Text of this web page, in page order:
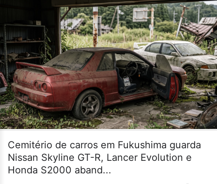
Cemitério de carros em Fukushima guarda
Nissan Skyline GT-R, Lancer Evolution e
Honda S2000 aband...